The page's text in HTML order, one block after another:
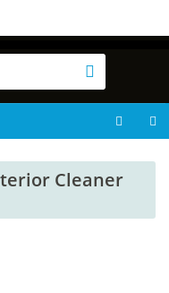
Cleaner